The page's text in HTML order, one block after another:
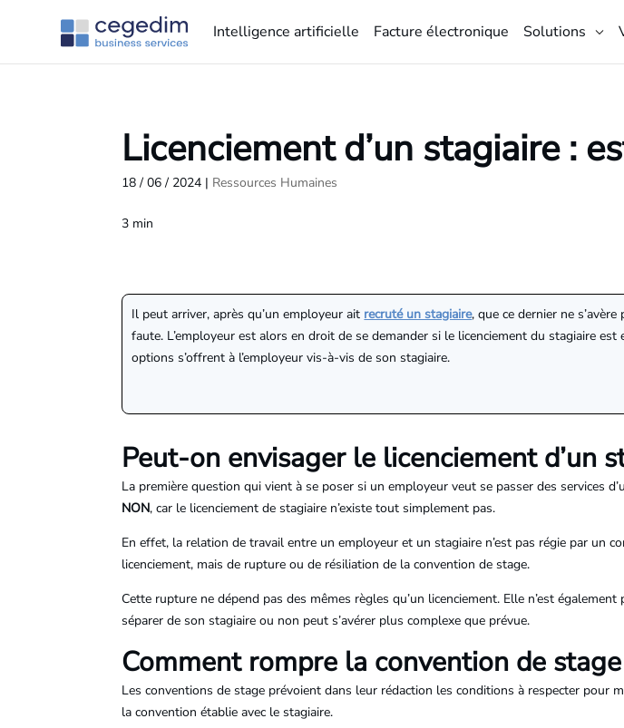
Intelligence artificielle Facture électronique Solutions
Licenciement d’un stagiaire :
18 / 06 / 2024 | Ressources Humaines
3 min
Il peut arriver, après qu’un employeur ait recruté un stagiaire, que ce dernier ne
faute. L’employeur est alors en droit de se demander si le licenciement du stagiaire
options s’offrent à l’employeur vis-à-vis de son stagiaire.
Peut-on envisager le licenciement d’un
La première question qui vient à se poser si un employeur veut se passer des services
NON, car le licenciement de stagiaire n’existe tout simplement pas.
En effet, la relation de travail entre un employeur et un stagiaire n’est pas régie par un
licenciement, mais de rupture ou de résiliation de la convention de stage.
Cette rupture ne dépend pas des mêmes règles qu’un licenciement. Elle n’est
séparer de son stagiaire ou non peut s’avérer plus complexe que prévue.
Comment rompre la convention de
Les conventions de stage prévoient dans leur rédaction les conditions à respecter pour
la convention établie avec le stagiaire.